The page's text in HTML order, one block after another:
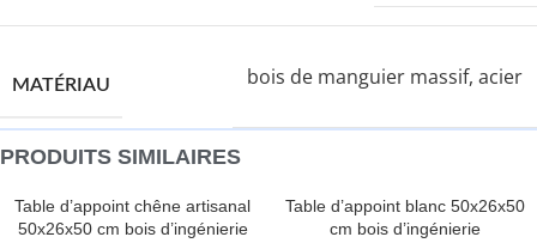
MATÉRIAU bois de manguier massif, acier
PRODUITS SIMILAIRES
Table d’appoint chêne artisanal
50x26x50 cm bois d’ingénierie
Table d’appoint blanc 50x26x50
cm bois d’ingénierie